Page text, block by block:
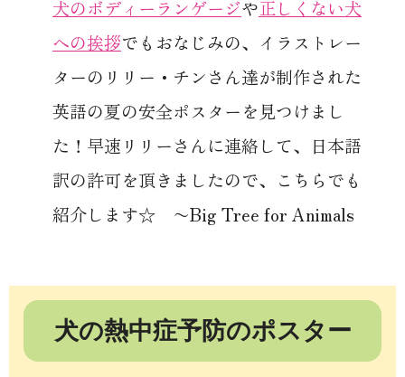
犬のボディーランゲージや正しくない犬
への挨拶でもおなじみの、イラストレー
ターのリリー・チンさん達が制作された
英語の夏の安全ポスターを見つけまし
た！早速リリーさんに連絡して、日本語
訳の許可を頂きましたので、こちらでも
紹介します☆ 〜Big Tree for Animals
犬の熱中症予防のポスター